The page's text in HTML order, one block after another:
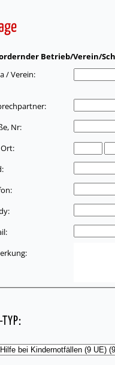
Betrieb/Verein/
/ Verein:
Nr:
Ort:
TYP: